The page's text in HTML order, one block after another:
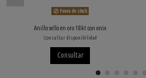
Fuera de stock
Anillo sello en oro 18kt con onix
Consultar disponibilidad
Consultar